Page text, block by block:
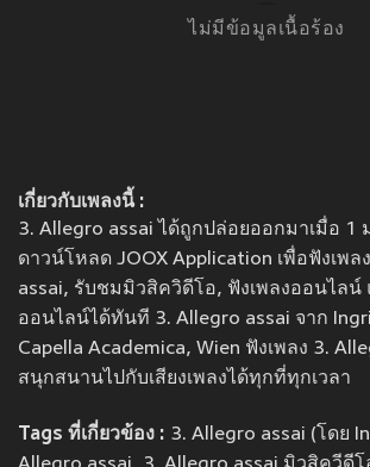
ไม่มีข้อมูลเนื้อร้อง
เกี่ยวกับเพลงนี้ :
3. Allegro assai ได้ถูกปล่อยออกมาเมื่อ 1
ดาวน์โหลด JOOX Application เพื่อฟังเพล
assai, รับชมมิวสิควิดีโอ, ฟังเพลงออนไลน์
ออนไลน์ได้ทันที 3. Allegro assai จาก
Capella Academica, Wien ฟังเพลง 3.
สนุกสนานไปกับเสียงเพลงได้ทุกที่ทุกเวลา
Tags ที่เกี่ยวข้อง : 3. Allegro assai (โดย